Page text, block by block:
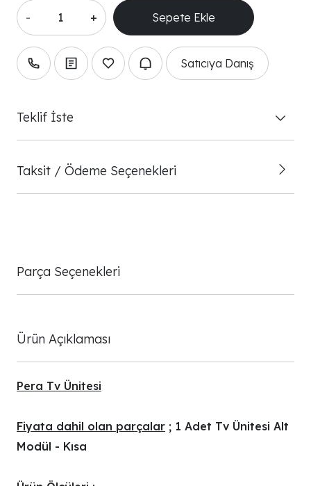
- +
Satıcıya Danış
Teklif İste
Taksit / Ödeme Seçenekleri
Parça Seçenekleri
Ürün Açıklaması
Pera Tv Ünitesi
Fiyata dahil olan parçalar ; 1 Adet Tv Ünitesi Alt
Modül - Kısa